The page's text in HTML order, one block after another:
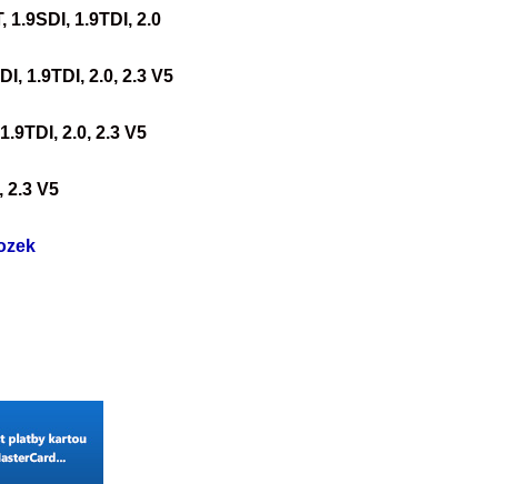
1.9SDI, 1.9TDI, 2.0
1.9TDI, 2.0, 2.3 V5
2.0, 2.3 V5
2.3 V5